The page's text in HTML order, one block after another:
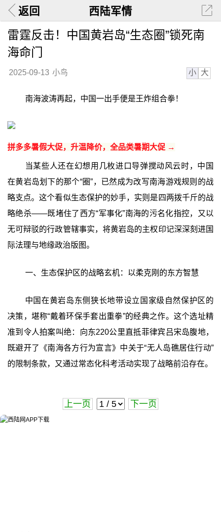
返回 西陆军情
雷霆反击！中国黄岩岛“生态圈”锁死南
海命门
2025-09-13 小鸟 小 大
南海波涛再起，中国一出手便是王炸组合拳！
拼多多暑假大促，升温降价，全品类暑期大促 →
当某些人还在幻想用几枚进口导弹搅动风云时，中国
在黄岩岛划下的那个“圈”，已然成为改写南海游戏规则的战
略支点。这个看似生态保护的妙手，实则是四两拨千斤的战
略绝杀——既堵住了西方“军事化”南海的污名化指控，又以
无可辩驳的行政管辖事实，将黄岩岛的主权印记深深刻进国
际法理与地缘政治版图。
一、生态保护区的战略玄机：以柔克刚的东方智慧
中国在黄岩岛东侧狭长地带设立国家级自然保护区的
决策，堪称“戴着环保手套出重拳”的经典之作。这个选址精
准到令人拍案叫绝：向东220公里直抵菲律宾吕宋岛腹地，
既避开了《南海各方行为宣言》中关于“无人岛礁居住行动”
的限制条款，又通过常态化科考活动实现了战略前沿存在。
上一页 下一页